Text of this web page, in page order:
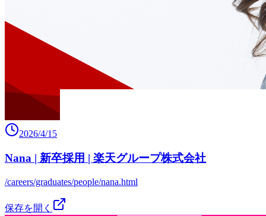
2026/4/15
Nana | 新卒採用 | 楽天グループ株式会社
/careers/graduates/people/nana.html
保存を開く